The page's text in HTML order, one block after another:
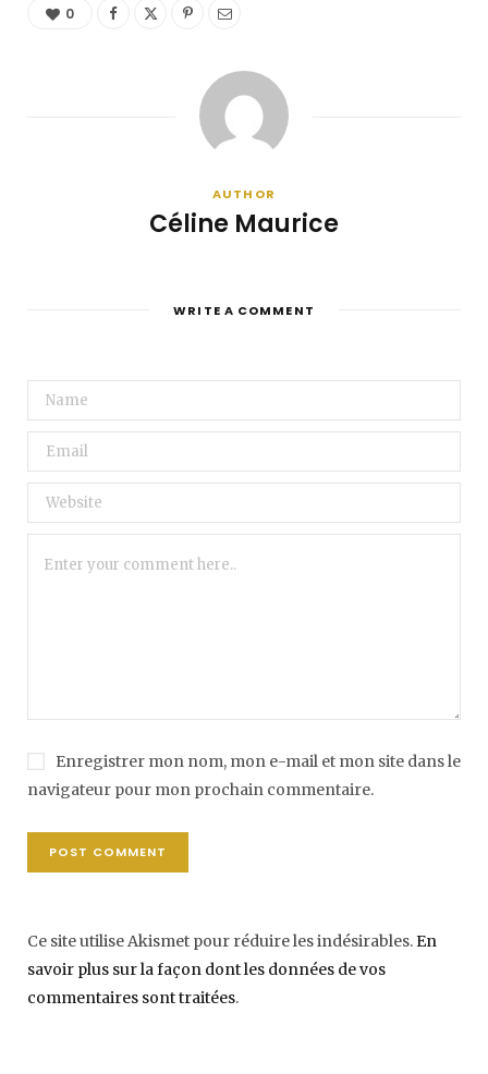
0
AUTHOR
Céline Maurice
WRITE A COMMENT
Enregistrer mon nom, mon e-mail et mon site dans le
navigateur pour mon prochain commentaire.
Ce site utilise Akismet pour réduire les indésirables.En
savoir plus sur la façon dont les données de vos
commentaires sont traitées.